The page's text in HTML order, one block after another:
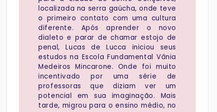
localizada na serra gaúcha, onde teve
o primeiro contato com uma cultura
diferente. Após aprender o novo
dialeto e parar de chamar estojo de
penal, Lucas de Lucca iniciou seus
estudos na Escola Fundamental Vânia
Medeiros Mincarone. Onde foi muito
incentivado por uma série de
professoras que diziam ver um
potencial em sua imaginação. Mais
tarde, migrou para o ensino médio, no